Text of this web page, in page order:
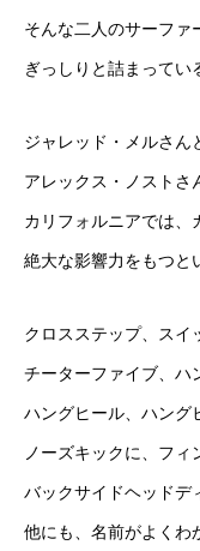
そんな二人のサーファ
ぎっしりと詰まってい
ジャレッド・メルさん
アレックス・ノストさ
カリフォルニアでは、
絶大な影響力をもつと
クロスステップ、スイ
チーターファイブ、ハ
ハングヒール、ハング
ノーズキックに、フィ
バックサイドヘッドデ
他にも、名前がよくわ